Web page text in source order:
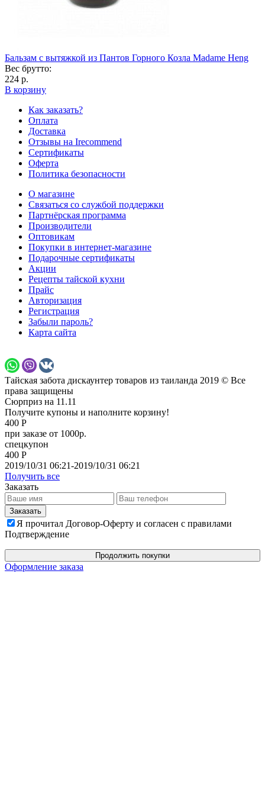
Бальзам с вытяжкой из Пантов Горного Козла Madame Heng
Вес брутто:
224 р.
В корзину
Как заказать?
Оплата
Доставка
Отзывы на Irecommend
Сертификаты
Оферта
Политика безопасности
О магазине
Связаться со службой поддержки
Партнёрская программа
Производители
Оптовикам
Покупки в интернет-магазине
Подарочные сертификаты
Акции
Рецепты тайской кухни
Прайс
Авторизация
Регистрация
Забыли пароль?
Карта сайта
Тайская забота дискаунтер товаров из таиланда 2019 © Все
права защищены
Сюрприз на 11.11
Получите купоны и наполните корзину!
400 Р
при заказе от 1000р.
спецкупон
400 Р
2019/10/31 06:21-2019/10/31 06:21
Получить все
Заказать
Я прочитал Договор-Оферту и согласен с правилами
Подтверждение
Продолжить покупки
Оформление заказа